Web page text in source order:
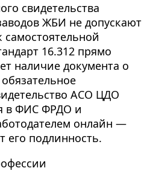
свидетельства
ЖБИ не допускают
самостоятельной
16.312 прямо
наличие документа о
АСО ЦДО
в ФИС ФРДО и
онлайн —
его подлинность.